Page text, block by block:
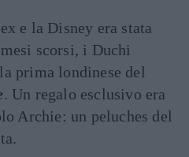
e la Disney era stata
scorsi, i Duchi
prima londinese del
. Un regalo esclusivo era
Archie: un peluches del